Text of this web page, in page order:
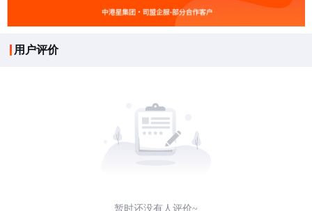
用户评价
暂时还没有人评价~